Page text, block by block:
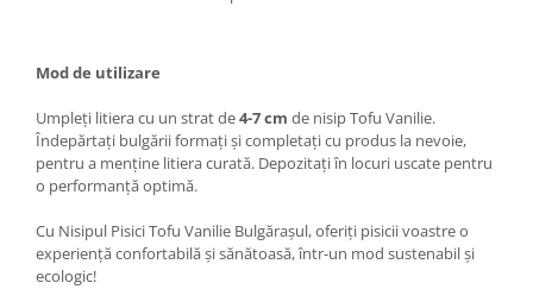
Mod de utilizare
Umpleți litiera cu un strat de4-7 cm de nisip Tofu Vanilie.
Îndepărtați bulgării formați și completați cu produs la nevoie,
pentru a menține litiera curată. Depozitați în locuri uscate pentru
o performanță optimă.
Cu Nisipul Pisici Tofu Vanilie Bulgărașul, oferiți pisicii voastre o
experiență confortabilă și sănătoasă, într-un mod sustenabil și
ecologic!